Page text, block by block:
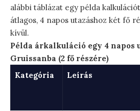
alábbi táblázat egy példa
átlagos, 4 napos utazáshoz két fő
kívül.
Példa árkalkuláció egy 4 napos
Gruissanba (2 fő részére)
Kategória
Leírás